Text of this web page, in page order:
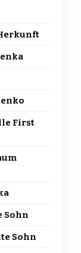
First
Sohn
Sohn